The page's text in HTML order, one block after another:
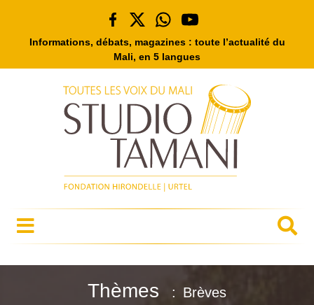
Informations, débats, magazines : toute l’actualité du
Mali, en 5 langues
Thèmes Brèves